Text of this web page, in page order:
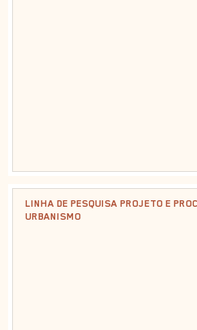
LINHA DE PESQUISA PROJETO E
URBANISMO